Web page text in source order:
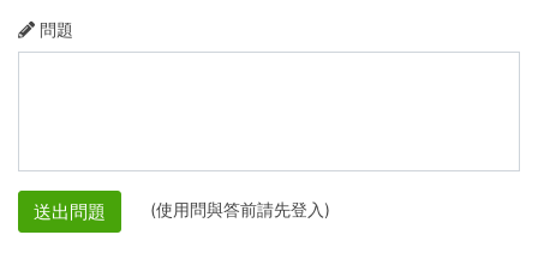
問題
送出問題 (使用問與答前請先登入)